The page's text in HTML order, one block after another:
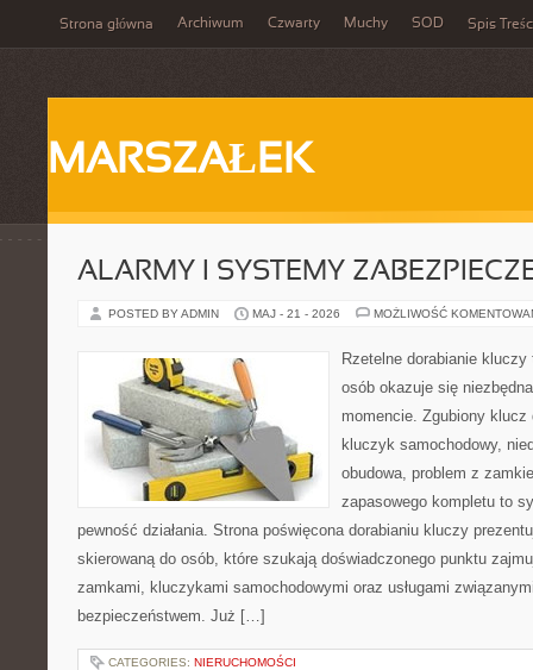
Strona główna Archiwum Czwarty Muchy SOD Spis
MARSZAŁEK
ALARMY I SYSTEMY
POSTED BY ADMIN MAJ - 21 - 2026 MOŻLIWOŚĆ
Rzetelne dorabianie
osób okazuje się
momencie. Zgubiony
kluczyk samochodowy,
obudowa, problem z
zapasowego kompletu to
pewność działania. Strona poświęcona dorabianiu kluczy
skierowaną do osób, które szukają doświadczonego punktu
zamkami, kluczykami samochodowymi oraz usługami
bezpieczeństwem. Już […]
CATEGORIES: NIERUCHOMOŚCI